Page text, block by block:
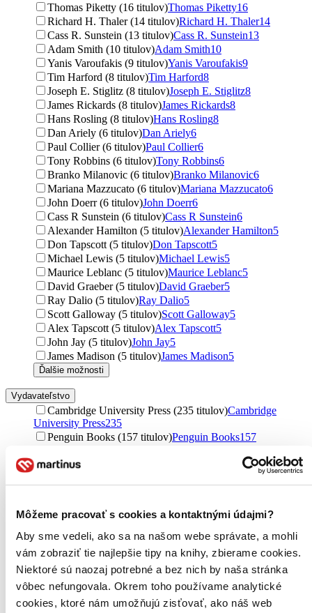
Môžeme pracovať s cookies a kontaktnými údajmi?
Aby sme vedeli, ako sa na našom webe správate, a mohli
vám zobraziť tie najlepšie tipy na knihy, zbierame cookies.
Niektoré sú naozaj potrebné a bez nich by naša stránka
vôbec nefungovala. Okrem toho používame analytické
cookies, ktoré nám umožňujú zisťovať, ako náš web
Thomas Piketty (16 titulov)Thomas Piketty16
Richard H. Thaler (14 titulov)Richard H. Thaler14
Cass R. Sunstein (13 titulov)Cass R. Sunstein13
Adam Smith (10 titulov)Adam Smith10
Yanis Varoufakis (9 titulov)Yanis Varoufakis9
Tim Harford (8 titulov)Tim Harford8
Joseph E. Stiglitz (8 titulov)Joseph E. Stiglitz8
James Rickards (8 titulov)James Rickards8
Hans Rosling (8 titulov)Hans Rosling8
Dan Ariely (6 titulov)Dan Ariely6
Paul Collier (6 titulov)Paul Collier6
Tony Robbins (6 titulov)Tony Robbins6
Branko Milanovic (6 titulov)Branko Milanovic6
Mariana Mazzucato (6 titulov)Mariana Mazzucato6
John Doerr (6 titulov)John Doerr6
Cass R Sunstein (6 titulov)Cass R Sunstein6
Alexander Hamilton (5 titulov)Alexander Hamilton5
Don Tapscott (5 titulov)Don Tapscott5
Michael Lewis (5 titulov)Michael Lewis5
Maurice Leblanc (5 titulov)Maurice Leblanc5
David Graeber (5 titulov)David Graeber5
Ray Dalio (5 titulov)Ray Dalio5
Scott Galloway (5 titulov)Scott Galloway5
Alex Tapscott (5 titulov)Alex Tapscott5
John Jay (5 titulov)John Jay5
James Madison (5 titulov)James Madison5
Ďalšie možnosti
Vydavateľstvo
Cambridge University Press (235 titulov)Cambridge
University Press235
Penguin Books (157 titulov)Penguin Books157
University Press
Verso (63 titulov)Verso63
John Wiley & Sons (55 titulov) John Wiley & Sons 55
HarperCollins (49 titulov)
HarperCollins
Yale University Press (47 titulov)Yale University Press47
Simon & Schuster (43 titulov)Simon & Schuster43
Allen Lane (37 titulov) Allen Lane37
Pluto Press (37 titulov)Pluto Press37